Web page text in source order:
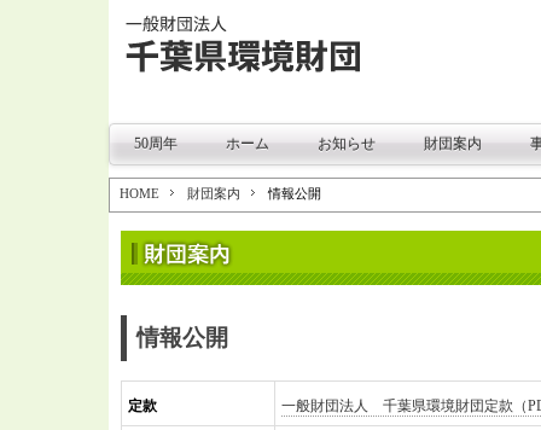
50周年 ホーム お知らせ 財団案内
HOME 財団案内 情報公開
情報公開
定款 一般財団法人 千葉県環境財団定款（